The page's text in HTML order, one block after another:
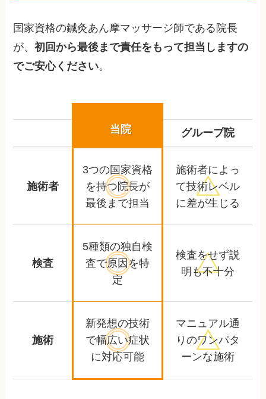
国家資格の鍼灸あん摩マッサージ師である院長
が、初回から最後まで責任をもって担当しますの
でご安心ください。
当院 グループ院
施術者
3つの国家資格
を持つ院長が
最後まで担当
施術者によっ
て技術レベル
に差が生じる
検査
5種類の独自検
査で原因を特
定
検査をせず説
明も不十分
施術
新発想の技術
で幅広い症状
に対応可能
マニュアル通
りのワンパタ
ーンな施術